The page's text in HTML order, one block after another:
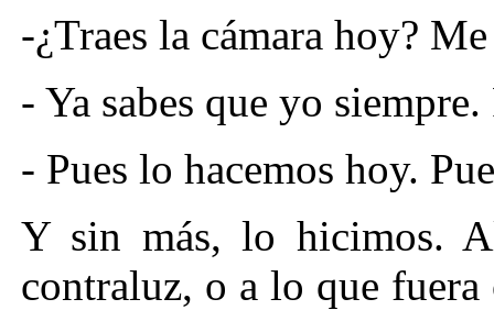
-¿Traes la cámara hoy?
- Ya sabes que yo
- Pues lo hacemos hoy.
Y sin más, lo hicimos.
contraluz, o a lo que